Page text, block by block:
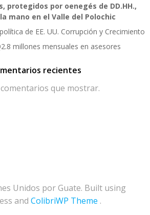
protegidos por oenegés de DD.HH.,
mano en el Valle del Polochic
de EE. UU. Corrupción y Crecimiento
millones mensuales en asesores
recientes
que mostrar.
Unidos por Guate. Built using
and ColibriWP Theme .